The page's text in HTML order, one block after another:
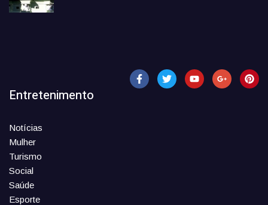
Entretenimento
Notícias
Mulher
Turismo
Social
Saúde
Esporte